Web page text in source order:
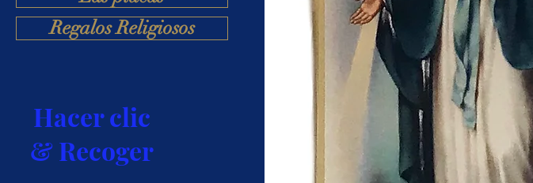
Regalos Religiosos
Hacer clic
& Recoger